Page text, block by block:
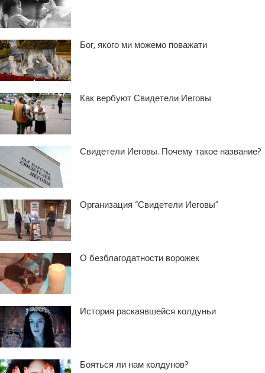
Бог, якого ми можемо поважати
Как вербуют Свидетели Иеговы
Свидетели Иеговы. Почему такое название?
Организация “Свидетели Иеговы”
О безблагодатности ворожек
История раскаявшейся колдуньи
Бояться ли нам колдунов?